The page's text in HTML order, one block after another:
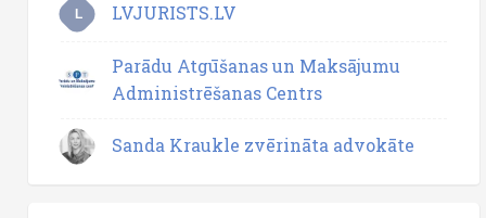
L LVJURISTS.LV
Parādu Atgūšanas un Maksājumu
Administrēšanas Centrs
Sanda Kraukle zvērināta advokāte